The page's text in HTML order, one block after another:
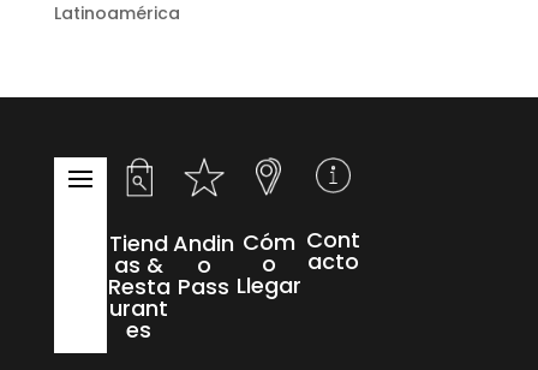
Latinoamérica
Tiend
as &
Resta
urant
es
Andin
o
Pass
Cóm
o
Llegar
Cont
acto